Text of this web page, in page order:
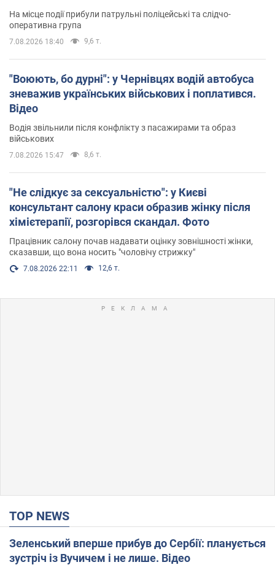
На місце події прибули патрульні поліцейські та слідчо-
оперативна група
7.08.2026 18:40 9,6 т.
"Воюють, бо дурні": у Чернівцях водій автобуса
зневажив українських військових і поплатився.
Відео
Водія звільнили після конфлікту з пасажирами та образ
військових
7.08.2026 15:47 8,6 т.
"Не слідкує за сексуальністю": у Києві
консультант салону краси образив жінку після
хімієтерапії, розгорівся скандал. Фото
Працівник салону почав надавати оцінку зовнішності жінки,
сказавши, що вона носить "чоловічу стрижку"
7.08.2026 22:11 12,6 т.
TOP NEWS
Зеленський вперше прибув до Сербії: планується
зустріч із Вучичем і не лише. Відео